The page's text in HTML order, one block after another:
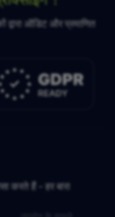
द्वारा ऑडिट और प्रमाणित
करते हैं - हर बार!